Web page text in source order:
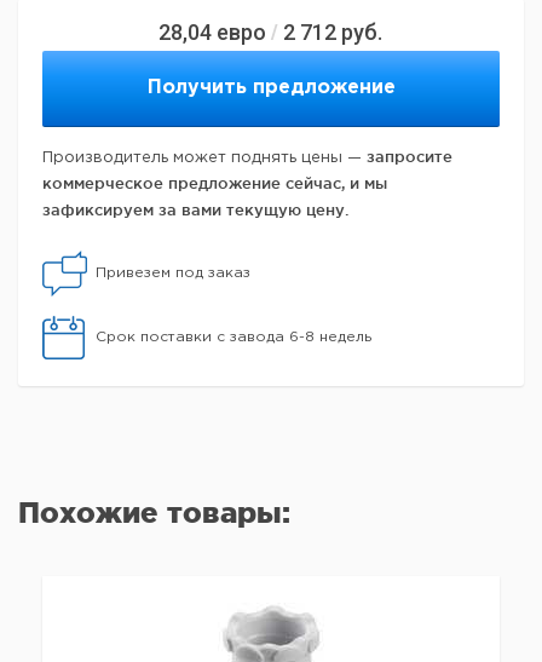
28,04 евро / 2 712 руб.
Получить предложение
Производитель может поднять цены — запросите
коммерческое предложение сейчас, и мы
зафиксируем за вами текущую цену.
Привезем под заказ
Срок поставки с завода 6-8 недель
Похожие товары: